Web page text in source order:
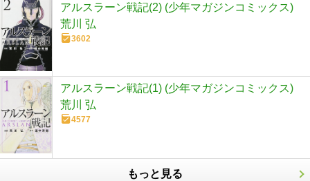
アルスラーン戦記(2) (少年マガジンコミックス)
荒川 弘
3602
アルスラーン戦記(1) (少年マガジンコミックス)
荒川 弘
4577
もっと見る